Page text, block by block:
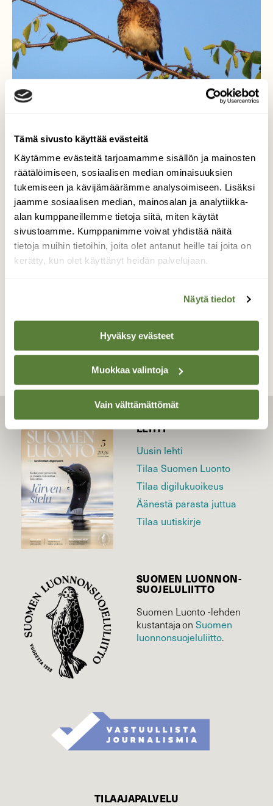
Tämä sivusto käyttää evästeitä
Käytämme evästeitä tarjoamamme sisällön ja mainosten
räätälöimiseen, sosiaalisen median ominaisuuksien
tukemiseen ja kävijämäärämme analysoimiseen. Lisäksi
jaamme sosiaalisen median, mainosalan ja analytiikka-
alan kumppaneillemme tietoja siitä, miten käytät
sivustoamme. Kumppanimme voivat yhdistää näitä
tietoja muihin tietoihin, joita olet antanut heille tai joita on
kerätty, kun olet käyttänyt heidän palvelujaan.
Näytä tiedot
Hyväksy evästeet
Muokkaa valintoja
Vain välttämättömät
Rastas Auringon laskun
aikaan
Raukeannäköinen räkättirastas istui
koivunlatvassa illalla.
Valokuvaaja: Risto Kangassalo, Raision keskusta
11.6.2023
LEHTI
Uusin lehti
Tilaa Suomen Luonto
Tilaa digilukuoikeus
Äänestä parasta juttua
Tilaa uutiskirje
SUOMEN LUONNON­
SUOJELU­LIITTO
Suomen Luonto -lehden
kustantaja onSuomen
luonnonsuojelu­liitto.
TILAAJAPALVELU